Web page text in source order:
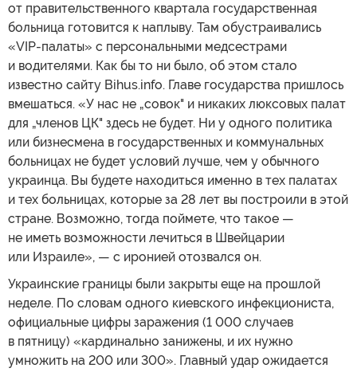
от правительственного квартала государственная
больница готовится к наплыву. Там обустраивались
«VIP-палаты» с персональными медсестрами
и водителями. Как бы то ни было, об этом стало
известно сайту Bihus.info. Главе государства пришлось
вмешаться. «У нас не „совок" и никаких люксовых палат
для „членов ЦК" здесь не будет. Ни у одного политика
или бизнесмена в государственных и коммунальных
больницах не будет условий лучше, чем у обычного
украинца. Вы будете находиться именно в тех палатах
и тех больницах, которые за 28 лет вы построили в этой
стране. Возможно, тогда поймете, что такое —
не иметь возможности лечиться в Швейцарии
или Израиле», — с иронией отозвался он.
Украинские границы были закрыты еще на прошлой
неделе. По словам одного киевского инфекциониста,
официальные цифры заражения (1 000 случаев
в пятницу) «кардинально занижены, и их нужно
умножить на 200 или 300». Главный удар ожидается